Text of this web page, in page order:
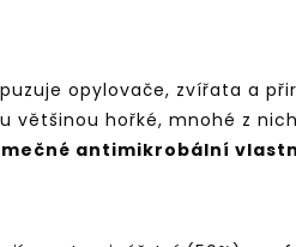
opylovače, zvířata a
hořké, mnohé z
antimikrobální